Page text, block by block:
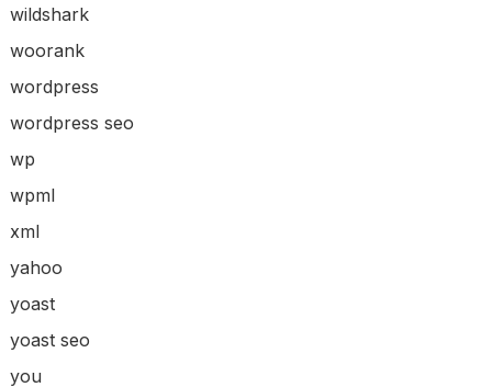
wildshark
woorank
wordpress
wordpress seo
wp
wpml
xml
yahoo
yoast
yoast seo
you